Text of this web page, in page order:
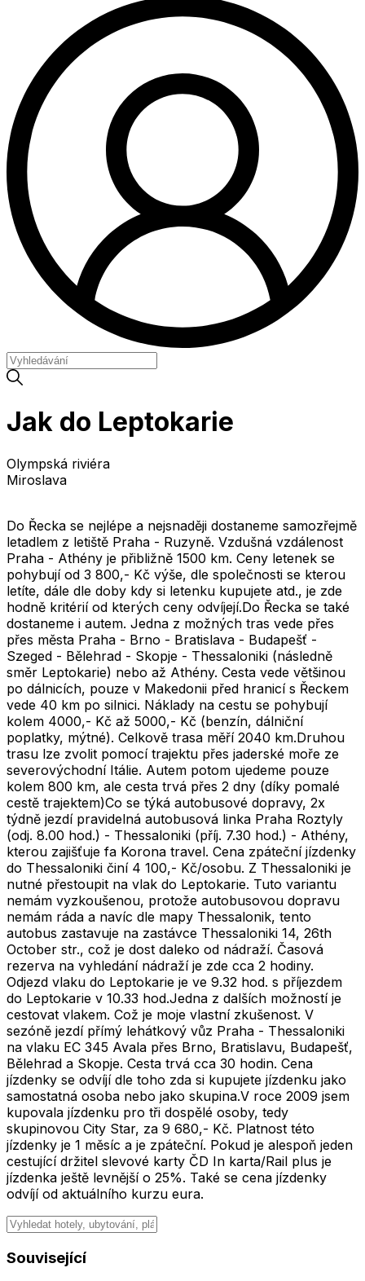
Jak do Leptokarie
Olympská riviéra
Miroslava
Do Řecka se nejlépe a nejsnaději dostaneme samozřejmě
letadlem z letiště Praha - Ruzyně. Vzdušná vzdálenost
Praha - Athény je přibližně 1500 km. Ceny letenek se
pohybují od 3 800,- Kč výše, dle společnosti se kterou
letíte, dále dle doby kdy si letenku kupujete atd., je zde
hodně kritérií od kterých ceny odvíjejí.Do Řecka se také
dostaneme i autem. Jedna z možných tras vede přes
přes města Praha - Brno - Bratislava - Budapešť -
Szeged - Bělehrad - Skopje - Thessaloniki (následně
směr Leptokarie) nebo až Athény. Cesta vede většinou
po dálnicích, pouze v Makedonii před hranicí s Řeckem
vede 40 km po silnici. Náklady na cestu se pohybují
kolem 4000,- Kč až 5000,- Kč (benzín, dálniční
poplatky, mýtné). Celkově trasa měří 2040 km.Druhou
trasu lze zvolit pomocí trajektu přes jaderské moře ze
severovýchodní Itálie. Autem potom ujedeme pouze
kolem 800 km, ale cesta trvá přes 2 dny (díky pomalé
cestě trajektem)Co se týká autobusové dopravy, 2x
týdně jezdí pravidelná autobusová linka Praha Roztyly
(odj. 8.00 hod.) - Thessaloniki (příj. 7.30 hod.) - Athény,
kterou zajišťuje fa Korona travel. Cena zpáteční jízdenky
do Thessaloniki činí 4 100,- Kč/osobu. Z Thessaloniki je
nutné přestoupit na vlak do Leptokarie. Tuto variantu
nemám vyzkoušenou, protože autobusovou dopravu
nemám ráda a navíc dle mapy Thessalonik, tento
autobus zastavuje na zastávce Thessaloniki 14, 26th
October str., což je dost daleko od nádraží. Časová
rezerva na vyhledání nádraží je zde cca 2 hodiny.
Odjezd vlaku do Leptokarie je ve 9.32 hod. s příjezdem
do Leptokarie v 10.33 hod.Jedna z dalších možností je
cestovat vlakem. Což je moje vlastní zkušenost. V
sezóně jezdí přímý lehátkový vůz Praha - Thessaloniki
na vlaku EC 345 Avala přes Brno, Bratislavu, Budapešť,
Bělehrad a Skopje. Cesta trvá cca 30 hodin. Cena
jízdenky se odvíjí dle toho zda si kupujete jízdenku jako
samostatná osoba nebo jako skupina.V roce 2009 jsem
kupovala jízdenku pro tři dospělé osoby, tedy
skupinovou City Star, za 9 680,- Kč. Platnost této
jízdenky je 1 měsíc a je zpáteční. Pokud je alespoň jeden
cestující držitel slevové karty ČD In karta/Rail plus je
jízdenka ještě levnější o 25%. Také se cena jízdenky
odvíjí od aktuálního kurzu eura.
Související